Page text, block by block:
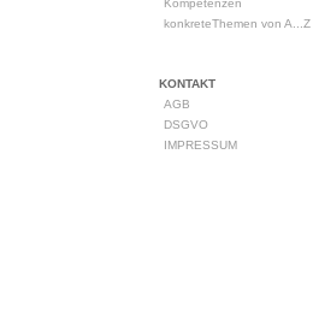
Kompetenzen
konkreteThemen von A...Z
KONTAKT
AGB
DSGVO
IMPRESSUM